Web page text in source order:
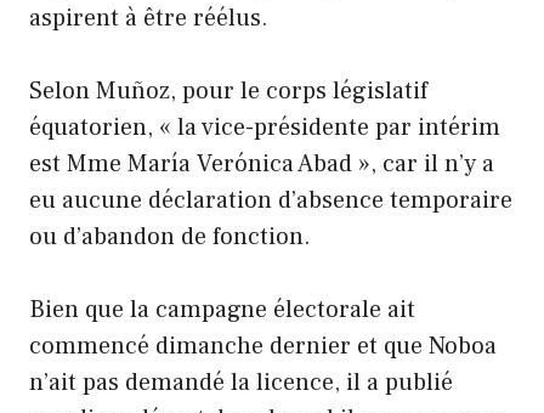
aspirent à être réélus.
Selon Muñoz, pour le corps législatif
équatorien, « la vice-présidente par intérim
est Mme María Verónica Abad », car il n’y a
eu aucune déclaration d’absence temporaire
ou d’abandon de fonction.
Bien que la campagne électorale ait
commencé dimanche dernier et que Noboa
n’ait pas demandé la licence, il a publié